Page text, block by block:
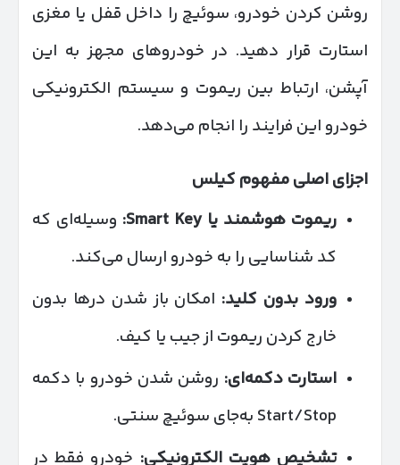
روشن کردن خودرو، سوئیچ را داخل قفل یا مغزی
استارت قرار دهید. در خودروهای مجهز به این
آپشن، ارتباط بین ریموت و سیستم الکترونیکی
خودرو این فرایند را انجام می‌دهد.
اجزای اصلی مفهوم کیلس
ریموت هوشمند یاSmart Key
: وسیله‌ای که
کد شناسایی را به خودرو ارسال می‌کند.
ورود بدون کلید: امکان باز شدن درها بدون
خارج کردن ریموت از جیب یا کیف.
استارت دکمه‌ای: روشن شدن خودرو با دکمه
Start/Stop به‌جای سوئیچ سنتی.
تشخیص هویت الکترونیکی: خودرو فقط در